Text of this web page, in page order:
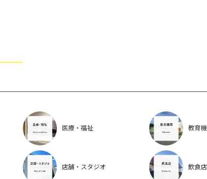
医療・福祉 教育
店舗・スタジオ 飲食店